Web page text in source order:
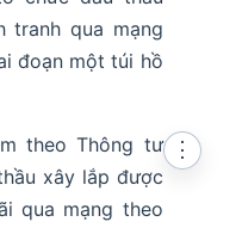
tranh qua mạng
đoạn một túi hồ
theo Thông tư
xây lắp được
qua mạng theo
⋮